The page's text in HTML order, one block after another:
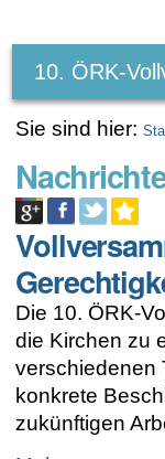
10. ÖRK-
Sie sind hier:
Die 10. ÖRK-
die Kirchen zu
verschiedenen
konkrete
zukünftigen